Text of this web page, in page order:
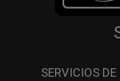
SERVICIOS DE